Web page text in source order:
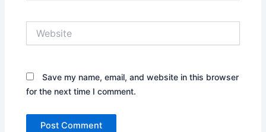
Save my name, email, and website in this browser
for the next time I comment.